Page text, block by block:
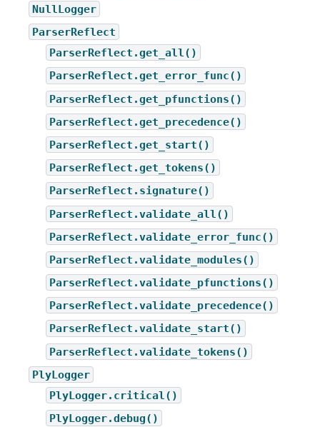
NullLogger
ParserReflect
ParserReflect.get_all()
ParserReflect.get_error_func()
ParserReflect.get_pfunctions()
ParserReflect.get_precedence()
ParserReflect.get_start()
ParserReflect.get_tokens()
ParserReflect.signature()
ParserReflect.validate_all()
ParserReflect.validate_error_func()
ParserReflect.validate_modules()
ParserReflect.validate_pfunctions()
ParserReflect.validate_precedence()
ParserReflect.validate_start()
ParserReflect.validate_tokens()
PlyLogger
PlyLogger.critical()
PlyLogger.debug()